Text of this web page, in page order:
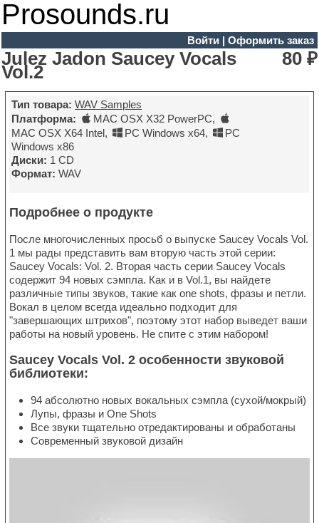
Prosounds.ru
Войти| Оформить заказ
Julez Jadon Saucey Vocals
Vol.2
80 ₽
Тип товара: WAV Samples
Платформа:
MAC OSX X32 PowerPC,
MAC OSX X64 Intel, PC Windows x64,
PC
Windows x86
Диски: 1 CD
Формат: WAV
Подробнее о продукте
После многочисленных просьб о выпуске Saucey Vocals Vol.
1 мы рады представить вам вторую часть этой серии:
Saucey Vocals: Vol. 2. Вторая часть серии Saucey Vocals
содержит 94 новых сэмпла. Как и в Vol.1, вы найдете
различные типы звуков, такие как one shots, фразы и петли.
Вокал в целом всегда идеально подходит для
"завершающих штрихов", поэтому этот набор выведет ваши
работы на новый уровень. Не спите с этим набором!
Saucey Vocals Vol. 2 особенности звуковой
библиотеки:
94 абсолютно новых вокальных сэмпла (сухой/мокрый)
Лупы, фразы и One Shots
Все звуки тщательно отредактированы и обработаны
Современный звуковой дизайн